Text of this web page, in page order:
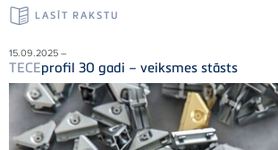
LASĪT RAKSTU
15.09.2025 –
TECEprofil 30 gadi – veiksmes stāsts